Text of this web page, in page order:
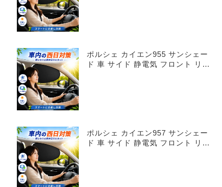
ポルシェ カイエン955 サンシェー
ド 車 サイド 静電気 フロント リア
ポルシェ カイエン957 サンシェー
ド 車 サイド 静電気 フロント リア